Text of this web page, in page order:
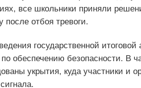
все школьники приняли
после отбоя тревоги.
государственной итоговой
обеспечению безопасности. В
укрытия, куда участники и